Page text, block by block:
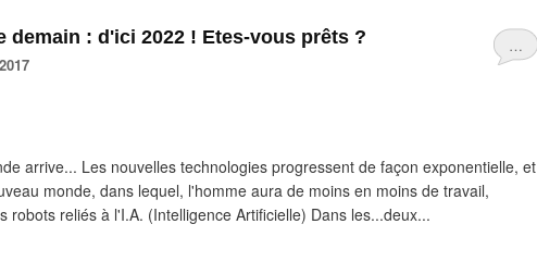
…
demain : d'ici 2022 ! Etes-vous prêts ?
arrive... Les nouvelles technologies progressent de façon exponentielle, et
monde, dans lequel, l'homme aura de moins en moins de travail,
robots reliés à l'I.A. (Intelligence Artificielle) Dans les...deux...